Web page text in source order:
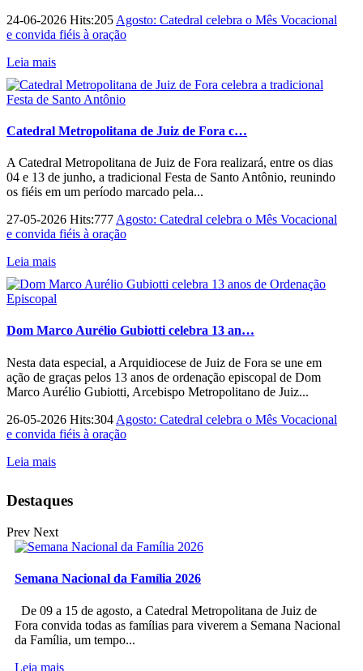
24-06-2026 Hits:205 Agosto: Catedral celebra o Mês Vocacional
e convida fiéis à oração
Leia mais
Catedral Metropolitana de Juiz de Fora c…
A Catedral Metropolitana de Juiz de Fora realizará, entre os dias
04 e 13 de junho, a tradicional Festa de Santo Antônio, reunindo
os fiéis em um período marcado pela...
27-05-2026 Hits:777 Agosto: Catedral celebra o Mês Vocacional
e convida fiéis à oração
Leia mais
Dom Marco Aurélio Gubiotti celebra 13 an…
Nesta data especial, a Arquidiocese de Juiz de Fora se une em
ação de graças pelos 13 anos de ordenação episcopal de Dom
Marco Aurélio Gubiotti, Arcebispo Metropolitano de Juiz...
26-05-2026 Hits:304 Agosto: Catedral celebra o Mês Vocacional
e convida fiéis à oração
Leia mais
Destaques
Prev Next
Semana Nacional da Família 2026
De 09 a 15 de agosto, a Catedral Metropolitana de Juiz de
Fora convida todas as famílias para viverem a Semana Nacional
da Família, um tempo...
Leia mais